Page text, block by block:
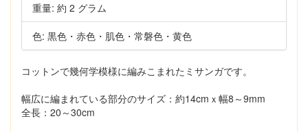
重量: 約 2 グラム
色: 黒色・赤色・肌色・常磐色・黄色
コットンで幾何学模様に編みこまれたミサンガです。
幅広に編まれている部分のサイズ：約14cmｘ幅8～9mm
全長：20～30cm